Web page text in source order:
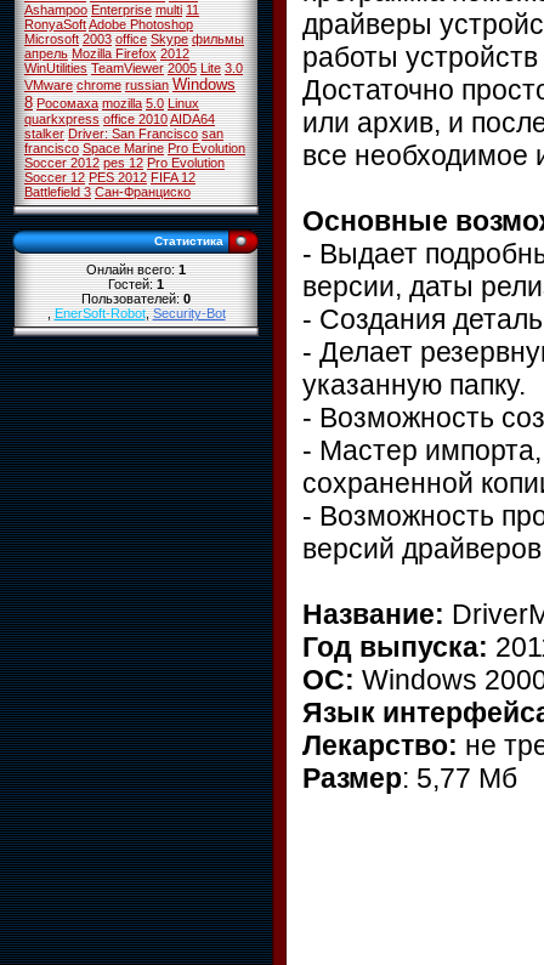
Ashampoo Enterprise multi 11
RonyaSoftAdobe Photoshop
Microsoft 2003 office Skype фильмы
апрель Mozilla Firefox 2012
WinUtilities TeamViewer 2005 Lite 3.0
VMware chrome russian Windows
8 Росомаха mozilla 5.0 Linux
quarkxpress office 2010AIDA64
stalker Driver: San Francisco san
francisco Space Marine Pro Evolution
Soccer 2012 pes 12 Pro Evolution
Soccer 12 PES 2012 FIFA 12
Battlefield 3 Сан-Франциско
Статистика
Онлайн всего:1
Гостей:1
Пользователей:0
,EnerSoft-Robot,Security-Bot
драйверы
работы
Достаточно
или архив, и
все необходимое
Основные
- Выдает
версии, даты
- Создания
- Делает
указанную папку.
- Возможность
- Мастер
сохраненной
- Возможность
версий
Название:
Год выпуска:
ОС: Windows
Язык
Лекарство: не
Размер: 5,77 Мб